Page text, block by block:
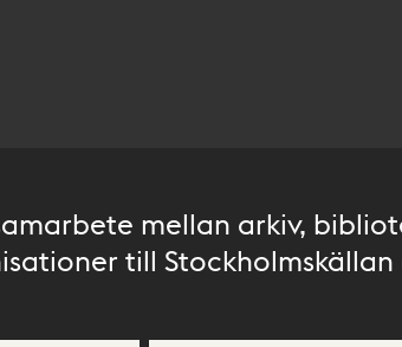
mellan arkiv,
till Stockholmskällan